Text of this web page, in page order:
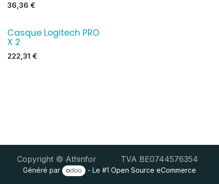
36,36 €
Casque Logitech PRO
X 2
222,31 €
Copyright © Athinfor TVA BE0744576354
Généré par - Le #1Open Source eCommerce